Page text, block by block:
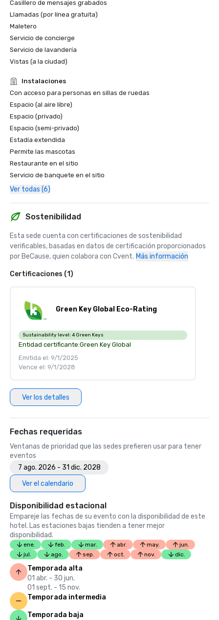
Casillero de mensajes grabados
Llamadas (por línea gratuita)
Maletero
Servicio de concierge
Servicio de lavandería
Vistas (a la ciudad)
Instalaciones
Con acceso para personas en sillas de ruedas
Espacio (al aire libre)
Espacio (privado)
Espacio (semi-privado)
Estadía extendida
Permite las mascotas
Restaurante en el sitio
Servicio de banquete en el sitio
Ver todas (6)
Sostenibilidad
Esta sede cuenta con certificaciones de sostenibilidad
verificables, basadas en datos de certificación proporcionados
por BeCause, quien colabora con Cvent. Más información
Certificaciones (1)
Green Key Global Eco-Rating
Sustainability level: 4 Green Keys
Entidad certificante:Green Key Global
Emitida el: 9/1/2025
Vence el: 9/1/2028
Ver los detalles
Fechas requeridas
Ventanas de prioridad que las sedes prefieren usar para tener
eventos
7 ago. 2026 - 31 dic. 2028
Ver el calendario
Disponibilidad estacional
Empareje las fechas de su evento con la disponibilidad de este
hotel. Las estaciones bajas tienden a tener mejor
disponibilidad.
ene. feb. mar. abr. may.
jun.
jul.
ago. sep. oct. nov. dic.
Temporada alta
01 abr. - 30 jun.
01 sept. - 15 nov.
Temporada intermedia
Temporada baja